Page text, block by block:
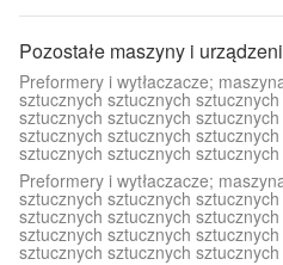
Pozostałe maszyny i
Preformery i wytłaczacze;
sztucznych sztucznych
sztucznych sztucznych
sztucznych sztucznych
sztucznych sztucznych sztucznych
Preformery i wytłaczacze;
sztucznych sztucznych
sztucznych sztucznych
sztucznych sztucznych
sztucznych sztucznych sztucznych